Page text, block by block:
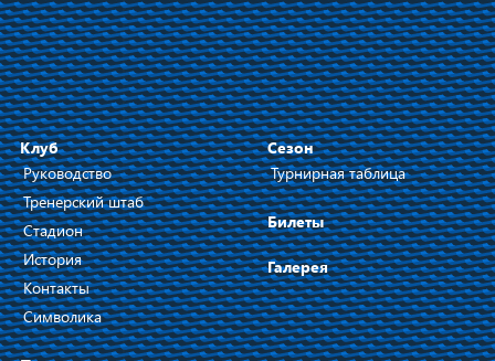
Клуб
Руководство
Тренерский штаб
Стадион
История
Контакты
Символика
Сезон
Турнирная таблица
Билеты
Галерея